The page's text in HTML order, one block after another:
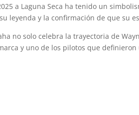
a Laguna Seca ha tenido un
leyenda y la confirmación de que su
no solo celebra la trayectoria de
y uno de los pilotos que